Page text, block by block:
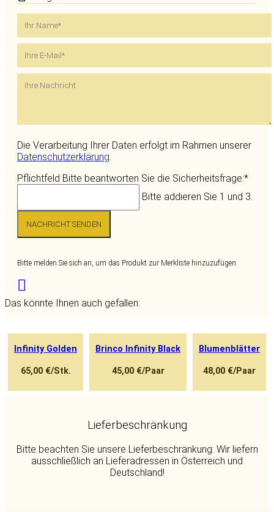
Die Verarbeitung Ihrer Daten erfolgt im Rahmen unserer
Datenschutzerklärung.
Pflichtfeld Bitte beantworten Sie die Sicherheitsfrage:*
Bitte addieren Sie 1 und 3.
NACHRICHT SENDEN
Bitte melden Sie sich an, um das Produkt zur Merkliste hinzuzufügen.
Das könnte Ihnen auch gefallen:
Infinity Golden
65,00 €/Stk.
Brinco Infinity Black
45,00 €/Paar
Blumenblätter
48,00 €/Paar
Lieferbeschränkung
Bitte beachten Sie unsere Lieferbeschränkung: Wir liefern
ausschließlich an Lieferadressen in Österreich und
Deutschland!